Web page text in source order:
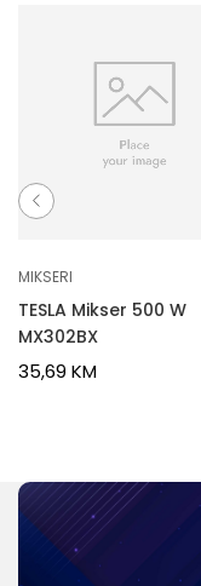
MIKSERI
TESLA Mikser 500 W
MX302BX
35,69 KM